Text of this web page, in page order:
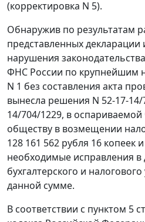
(корректировка N 5).
Обнаружив по результатам
представленных декларации
нарушения законодательства
ФНС России по крупнейшим
N 1 без составления акта
вынесла решения N 52-17-14/
14/704/1229, в оспариваемой
обществу в возмещении
128 161 562 рубля 16 копеек
необходимые исправления в
бухгалтерского и
данной сумме.
В соответствии с пунктом 5